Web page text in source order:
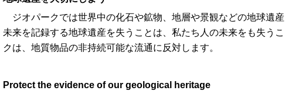
ジオパークでは世界中の化石や鉱物、地層や景観などの地球遺
未来を記録する地球遺産を失うことは、私たち人の未来をも失う
クは、地質物品の非持続可能な流通に反対します。
Protect the evidence of our geological heritage